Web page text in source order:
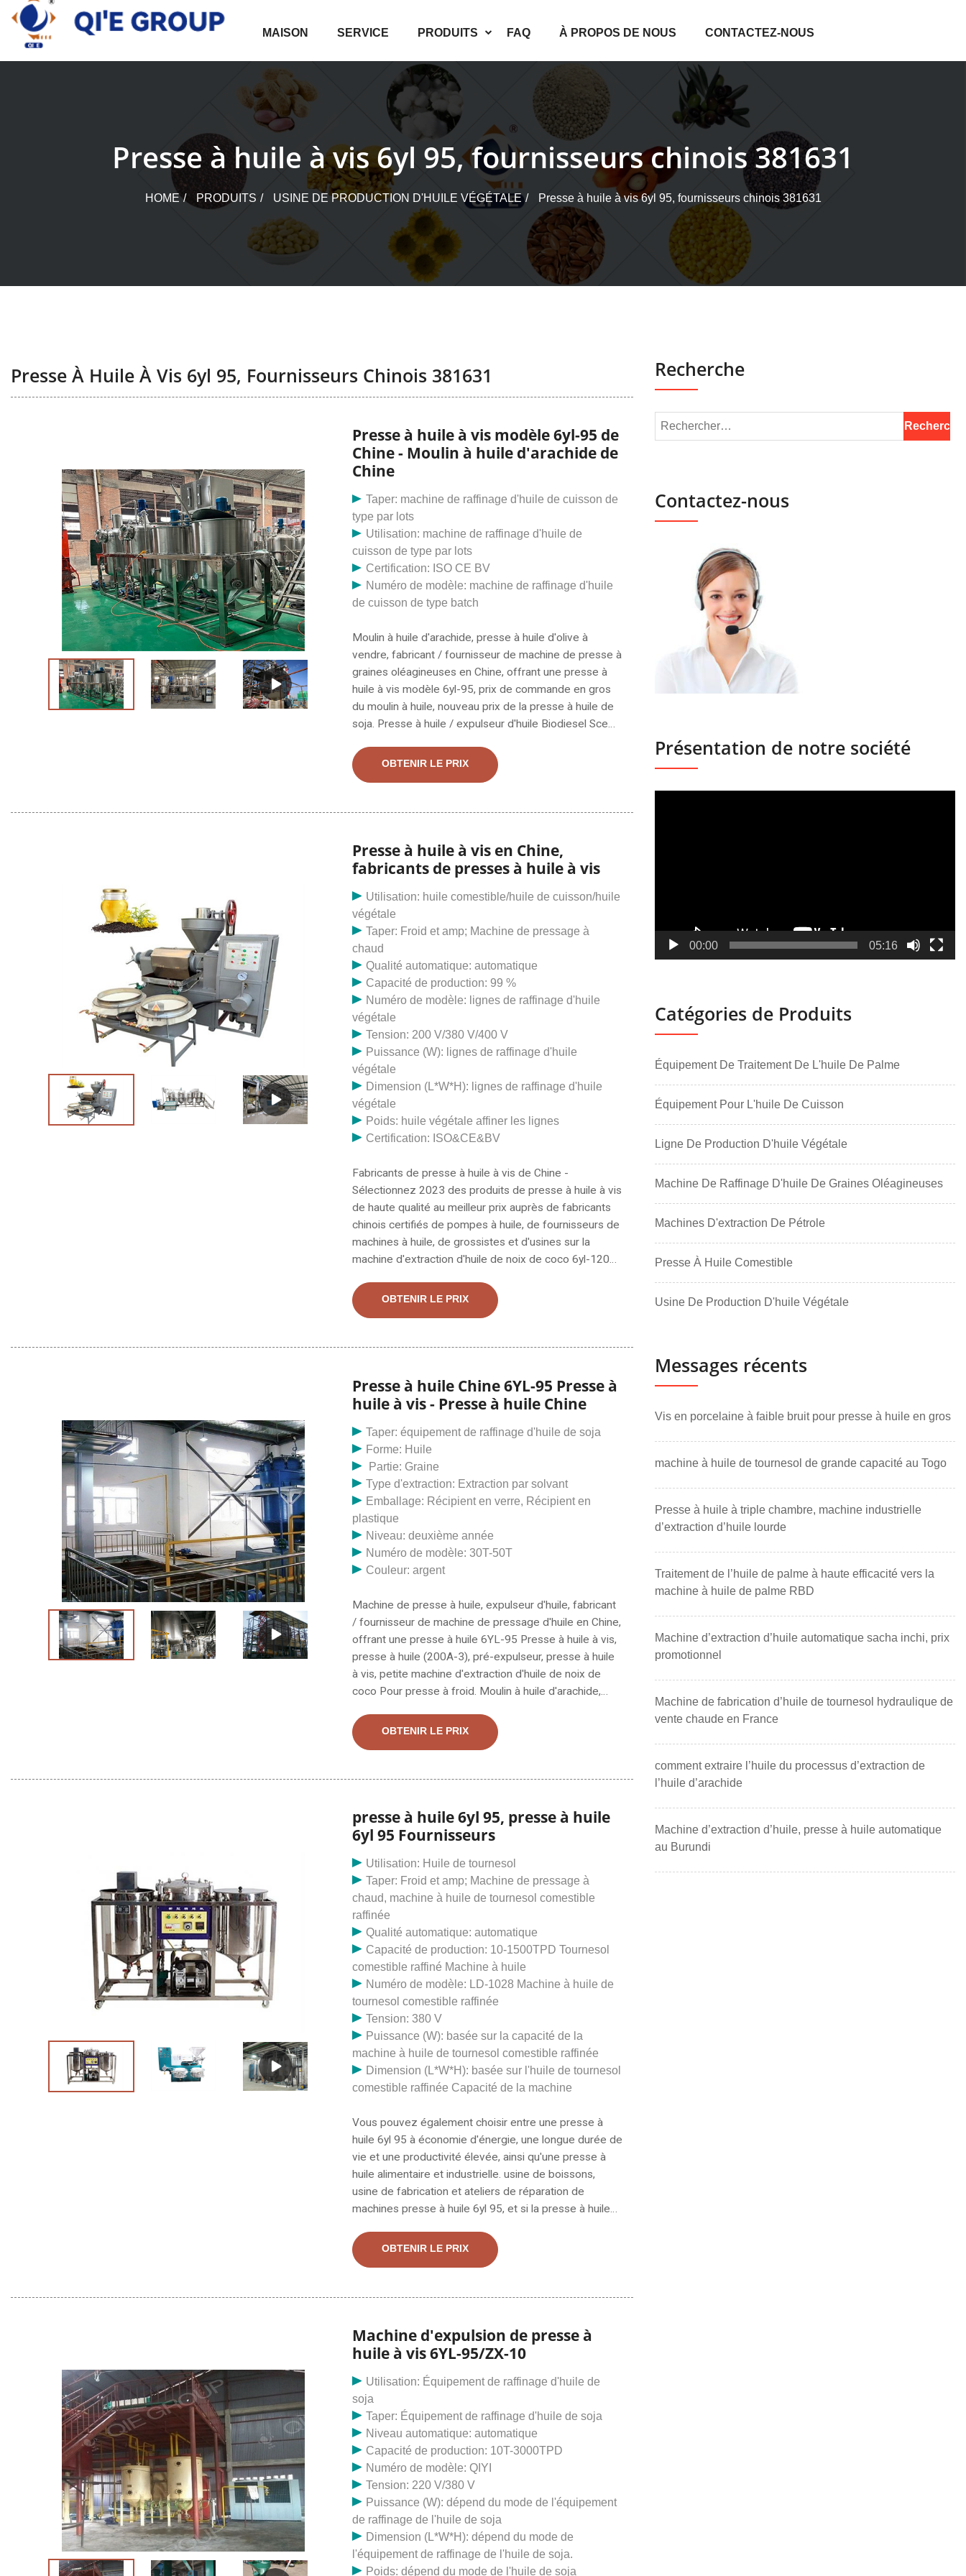
Skip
content
MAISON SERVICE PRODUITS FAQ À PROPOS DE NOUS CONTACTEZ-NOUS
Presse à huile à vis 6yl 95, fournisseurs chinois 381631
HOME PRODUITS USINE DE PRODUCTION D'HUILE VÉGÉTALE Presse à huile à vis 6yl 95, fournisseurs chinois 381631
Presse À Huile À Vis 6yl 95, Fournisseurs Chinois 381631
Presse à huile à vis modèle 6yl-95 de
Chine - Moulin à huile d'arachide de
Chine
Taper: machine de raffinage d'huile de cuisson de
type par lots
Utilisation: machine de raffinage d'huile de
cuisson de type par lots
Certification: ISO CE BV
Numéro de modèle: machine de raffinage d'huile
de cuisson de type batch
Moulin à huile d'arachide, presse à huile d'olive à
vendre, fabricant / fournisseur de machine de presse à
graines oléagineuses en Chine, offrant une presse à
huile à vis modèle 6yl-95, prix de commande en gros
du moulin à huile, nouveau prix de la presse à huile de
soja. Presse à huile / expulseur d'huile Biodiesel Scew
Trouvez des détails sur la presse à huile à vis de Chine,
les presses à huile de la presse à huile / expulseur
18, ZX-20) - . Rechercher des produits et des produits
OBTENIR LE PRIX
Presse à huile à vis en Chine,
fabricants de presses à huile à vis
Utilisation: huile comestible/huile de cuisson/huile
végétale
Taper: Froid et amp; Machine de pressage à
chaud
Qualité automatique: automatique
Capacité de production: 99 %
Numéro de modèle: lignes de raffinage d'huile
végétale
Tension: 200 V/380 V/400 V
Puissance (W): lignes de raffinage d'huile
végétale
Dimension (L*W*H): lignes de raffinage d'huile
végétale
Poids: huile végétale affiner les lignes
Certification: ISO&CE&BV
Fabricants de presse à huile à vis de Chine -
Sélectionnez 2023 des produits de presse à huile à vis
de haute qualité au meilleur prix auprès de fabricants
chinois certifiés de pompes à huile, de fournisseurs de
machines à huile, de grossistes et d'usines sur la
machine d'extraction d'huile de noix de coco 6yl-120
Moulin à huile, presse à huile, fabricant / fournisseur de
presse à huile en Chine, offrant 95 moulins à huile de
fabrication de beignets automatique, fabricant de
OBTENIR LE PRIX
Presse à huile Chine 6YL-95 Presse à
huile à vis - Presse à huile Chine
Taper: équipement de raffinage d'huile de soja
Forme: Huile
Partie: Graine
Type d'extraction: Extraction par solvant
Emballage: Récipient en verre, Récipient en
plastique
Niveau: deuxième année
Numéro de modèle: 30T-50T
Couleur: argent
Machine de presse à huile, expulseur d'huile, fabricant
/ fournisseur de machine de pressage d'huile en Chine,
offrant une presse à huile 6YL-95 Presse à huile à vis,
presse à huile (200A-3), pré-expulseur, presse à huile
à vis, petite machine d'extraction d'huile de noix de
coco Pour presse à froid. Moulin à huile d'arachide,
de machine de presse à graines oléagineuses en
Chine, offrant une presse à huile à vis modèle 6yl-95,
prix de la presse à huile de soja
OBTENIR LE PRIX
presse à huile 6yl 95, presse à huile
6yl 95 Fournisseurs
Utilisation: Huile de tournesol
Taper: Froid et amp; Machine de pressage à
chaud, machine à huile de tournesol comestible
raffinée
Qualité automatique: automatique
Capacité de production: 10-1500TPD Tournesol
comestible raffiné Machine à huile
Numéro de modèle: LD-1028 Machine à huile de
tournesol comestible raffinée
Tension: 380 V
Puissance (W): basée sur la capacité de la
machine à huile de tournesol comestible raffinée
Dimension (L*W*H): basée sur l'huile de tournesol
comestible raffinée Capacité de la machine
Vous pouvez également choisir entre une presse à
huile 6yl 95 à économie d'énergie, une longue durée de
vie et une productivité élevée, ainsi qu'une presse à
huile alimentaire et industrielle. usine de boissons,
usine de fabrication et ateliers de réparation de
machines presse à huile 6yl 95, et si la presse à huile
vendent des presses à huile 6yl 95. Presse à huile /
expulseur d'huile Biodiesel Scew de Chine (6YL-80,
sur Presse à huile à vis de Chine, Huile Presses de
80, 6YL-95, 6YX-100, ZX-18, ZX-20) - . Rechercher
des produits et des produits Fournisseurs Annuaire de
OBTENIR LE PRIX
Machine d'expulsion de presse à
huile à vis 6YL-95/ZX-10
Utilisation: Équipement de raffinage d'huile de
soja
Taper: Équipement de raffinage d'huile de soja
Niveau automatique: automatique
Capacité de production: 10T-3000TPD
Numéro de modèle: QIYI
Tension: 220 V/380 V
Puissance (W): dépend du mode de l'équipement
de raffinage de l'huile de soja
Dimension (L*W*H): dépend du mode de
l'équipement de raffinage de l'huile de soja.
Poids: dépend du mode de l'huile de soja
Recherche
Contactez-nous
Présentation de notre société
00:00 05:16
Catégories de Produits
Équipement De Traitement De L'huile De Palme
Équipement Pour L'huile De Cuisson
Ligne De Production D'huile Végétale
Machine De Raffinage D'huile De Graines Oléagineuses
Machines D'extraction De Pétrole
Presse À Huile Comestible
Usine De Production D'huile Végétale
Messages récents
Vis en porcelaine à faible bruit pour presse à huile en gros
machine à huile de tournesol de grande capacité au Togo
Presse à huile à triple chambre, machine industrielle
d’extraction d’huile lourde
Traitement de l’huile de palme à haute efficacité vers la
machine à huile de palme RBD
Machine d’extraction d’huile automatique sacha inchi, prix
promotionnel
Machine de fabrication d’huile de tournesol hydraulique de
vente chaude en France
comment extraire l’huile du processus d’extraction de
l’huile d’arachide
Machine d’extraction d’huile, presse à huile automatique
au Burundi